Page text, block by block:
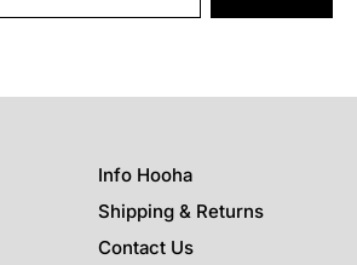
Info Hooha
Shipping & Returns
Contact Us